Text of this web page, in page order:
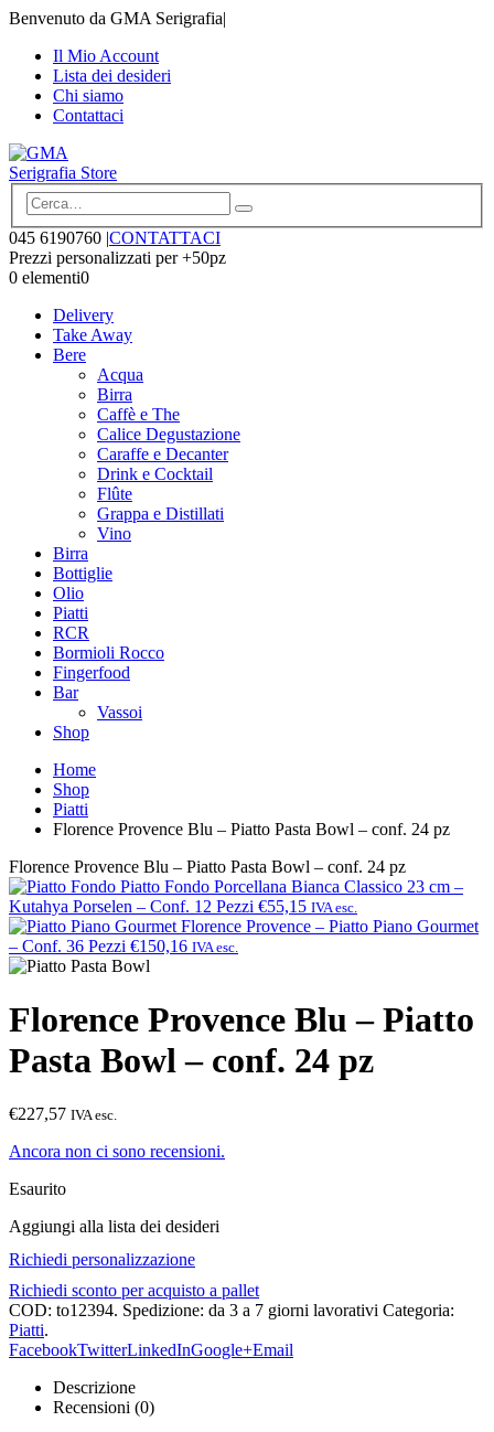
Benvenuto da GMA Serigrafia|
Il Mio Account
Lista dei desideri
Chi siamo
Contattaci
045 6190760 |CONTATTACI
Prezzi personalizzati per +50pz
0 elementi0
Delivery
Take Away
Bere
Acqua
Birra
Caffè e The
Calice Degustazione
Caraffe e Decanter
Drink e Cocktail
Flûte
Grappa e Distillati
Vino
Birra
Bottiglie
Olio
Piatti
RCR
Bormioli Rocco
Fingerfood
Bar
Vassoi
Shop
Home
Shop
Piatti
Florence Provence Blu – Piatto Pasta Bowl – conf. 24 pz
Florence Provence Blu – Piatto Pasta Bowl – conf. 24 pz
Piatto Fondo Porcellana Bianca Classico 23 cm –
Kutahya Porselen – Conf. 12 Pezzi €55,15 IVA esc.
Florence Provence – Piatto Piano Gourmet
– Conf. 36 Pezzi €150,16 IVA esc.
Florence Provence Blu – Piatto
Pasta Bowl – conf. 24 pz
€227,57 IVA esc.
Ancora non ci sono recensioni.
Esaurito
Aggiungi alla lista dei desideri
Richiedi personalizzazione
Richiedi sconto per acquisto a pallet
COD: to12394. Spedizione: da 3 a 7 giorni lavorativi Categoria:
Piatti.
FacebookTwitterLinkedInGoogle+Email
Descrizione
Recensioni (0)